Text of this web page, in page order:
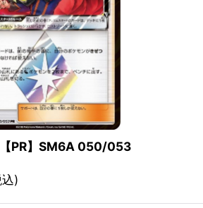
【PR】SM6A 050/053
)